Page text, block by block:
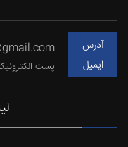
آدرس
ایمیل
پست